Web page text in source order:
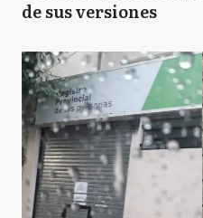
de sus versiones